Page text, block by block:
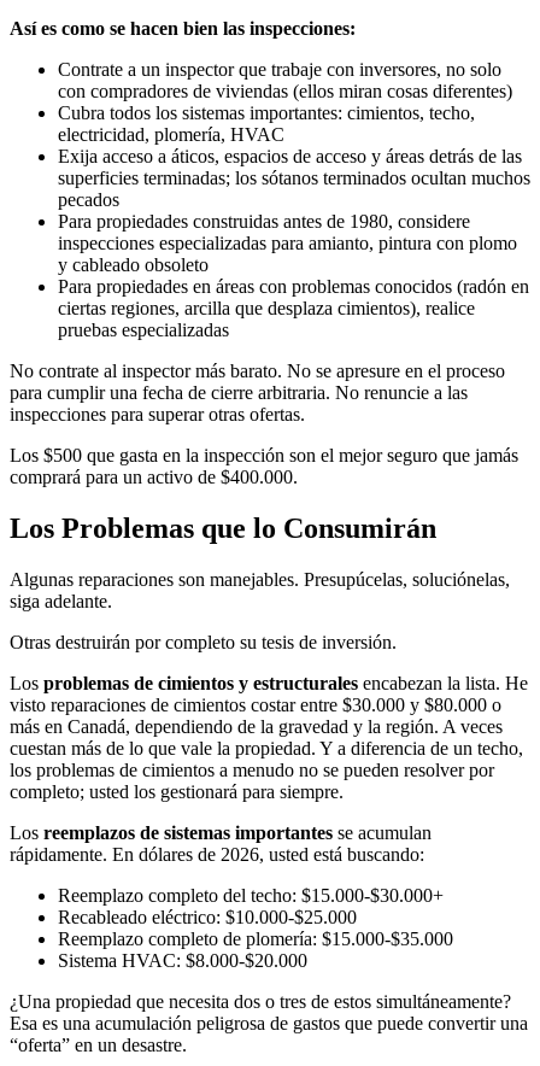
Así es como se hacen bien las inspecciones:
Contrate a un inspector que trabaje con inversores, no solo
con compradores de viviendas (ellos miran cosas diferentes)
Cubra todos los sistemas importantes: cimientos, techo,
electricidad, plomería, HVAC
Exija acceso a áticos, espacios de acceso y áreas detrás de las
superficies terminadas; los sótanos terminados ocultan muchos
pecados
Para propiedades construidas antes de 1980, considere
inspecciones especializadas para amianto, pintura con plomo
y cableado obsoleto
Para propiedades en áreas con problemas conocidos (radón en
ciertas regiones, arcilla que desplaza cimientos), realice
pruebas especializadas
No contrate al inspector más barato. No se apresure en el proceso
para cumplir una fecha de cierre arbitraria. No renuncie a las
inspecciones para superar otras ofertas.
Los $500 que gasta en la inspección son el mejor seguro que jamás
comprará para un activo de $400.000.
Los Problemas que lo Consumirán
Algunas reparaciones son manejables. Presupúcelas, soluciónelas,
siga adelante.
Otras destruirán por completo su tesis de inversión.
Los problemas de cimientos y estructurales encabezan la lista. He
visto reparaciones de cimientos costar entre $30.000 y $80.000 o
más en Canadá, dependiendo de la gravedad y la región. A veces
cuestan más de lo que vale la propiedad. Y a diferencia de un techo,
los problemas de cimientos a menudo no se pueden resolver por
completo; usted los gestionará para siempre.
Los reemplazos de sistemas importantes se acumulan
rápidamente. En dólares de 2026, usted está buscando:
Reemplazo completo del techo: $15.000-$30.000+
Recableado eléctrico: $10.000-$25.000
Reemplazo completo de plomería: $15.000-$35.000
Sistema HVAC: $8.000-$20.000
¿Una propiedad que necesita dos o tres de estos simultáneamente?
Esa es una acumulación peligrosa de gastos que puede convertir una
“oferta” en un desastre.